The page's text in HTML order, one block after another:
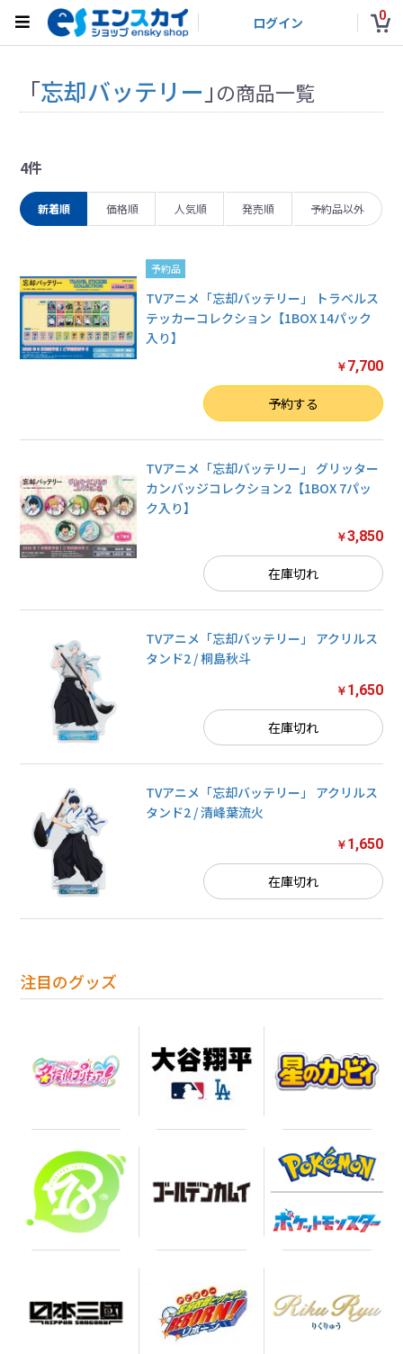
ログイン 0
注目のグッズ
「忘却バッテリー 」の商品一覧
4件
新着順 価格順 人気順 発売順 予約品以外
予約品
TVアニメ「忘却バッテリー」 トラベルス
テッカーコレクション【1BOX 14パック
入り】
￥ 7,700
予約する
TVアニメ「忘却バッテリー」 グリッター
カンバッジコレクション2【1BOX 7パッ
ク入り】
￥3,850
在庫切れ
TVアニメ「忘却バッテリー」 アクリルス
タンド2 / 桐島秋斗
￥ 1,650
在庫切れ
TVアニメ「忘却バッテリー」 アクリルス
タンド2 / 清峰葉流火
￥ 1,650
在庫切れ